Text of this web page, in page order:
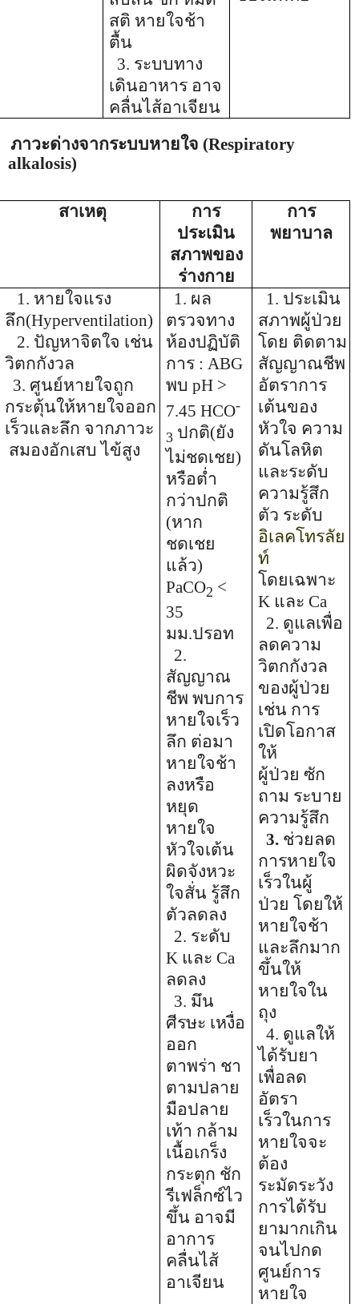
สติ หายใจช้า
ตื้น
3. ระบบทาง
เดินอาหาร อาจ
คลื่นไส้อาเจียน
ภาวะด่างจากระบบหายใจ (Respiratory
alkalosis)
สาเหตุ
การ
ประเมิน
สภาพของ
ร่างกาย
การ
พยาบาล
1. หายใจแรง
ลึก(Hyperventilation)
2. ปัญหาจิตใจ เช่น
วิตกกังวล
3. ศูนย์หายใจถูก
กระตุ้นให้หายใจออก
เร็วและลึก จากภาวะ
สมองอักเสบ ไข้สูง
1. ผล
ตรวจทาง
ห้องปฏิบัติ
การ : ABG
พบpH >
7.45 HCO-
3 ปกติ(ยัง
ไม่ชดเชย)
หรือต่ำ
กว่าปกติ
(หาก
ชดเชย
แล้ว)
PaCO2 <
35
มม.ปรอท
2.
สัญญาณ
ชีพ พบการ
หายใจเร็ว
ลึก ต่อมา
หายใจช้า
ลงหรือ
หยุด
หายใจ
หัวใจเต้น
ผิดจังหวะ
ใจสั่น รู้สึก
ตัวลดลง
2. ระดับ
K และCa
ลดลง
3. มึน
ศีรษะ เหงื่อ
ออก
ตาพร่า ชา
ตามปลาย
มือปลาย
เท้า กล้าม
เนื้อเกร็ง
กระตุก ชัก
รีเฟล็กซ์ไว
ขึ้น อาจมี
อาการ
คลื่นไส้
อาเจียน
1. ประเมิน
สภาพผู้ป่วย
โดย ติดตาม
สัญญาณชีพ
อัตราการ
เต้นของ
หัวใจ ความ
ดันโลหิต
และระดับ
ความรู้สึก
ตัว ระดับ
อิเลคโทรลัย
ท์
โดยเฉพาะ
K และ Ca
2. ดูแลเพื่อ
ลดความ
วิตกกังวล
ของผู้ป่วย
เช่น การ
เปิดโอกาส
ให้
ผู้ป่วย ซัก
ถาม ระบาย
ความรู้สึก
3. ช่วยลด
การหายใจ
เร็วในผู้
ป่วย โดยให้
หายใจช้า
และลึกมาก
ขึ้นให้
หายใจใน
ถุง
4. ดูแลให้
ได้รับยา
เพื่อลด
อัตรา
เร็วในการ
หายใจจะ
ต้อง
ระมัดระวัง
การได้รับ
ยามากเกิน
จนไปกด
ศูนย์การ
หายใจ